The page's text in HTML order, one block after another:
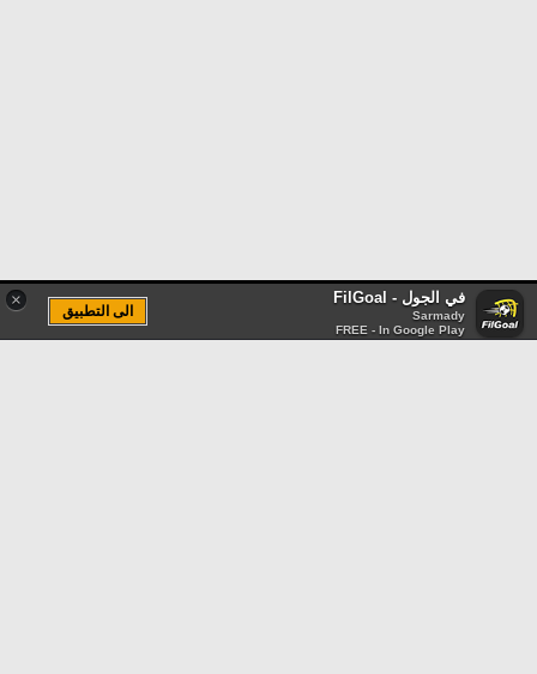
× في الجول - FilGoal
Sarmady
FREE - In Google Play
الى التطبيق